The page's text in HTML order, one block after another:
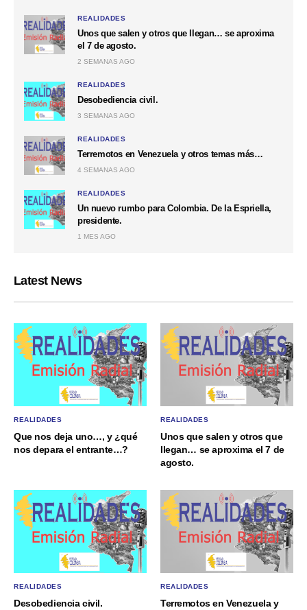
REALIDADES
Unos que salen y otros que llegan… se aproxima
el 7 de agosto.
2 SEMANAS AGO
REALIDADES
Desobediencia civil.
3 SEMANAS AGO
REALIDADES
Terremotos en Venezuela y otros temas más…
4 SEMANAS AGO
REALIDADES
Un nuevo rumbo para Colombia. De la Espriella,
presidente.
1 MES AGO
Latest News
REALIDADES
Que nos deja uno…, y ¿qué
nos depara el entrante…?
REALIDADES
Unos que salen y otros que
llegan… se aproxima el 7 de
agosto.
REALIDADES
Desobediencia civil.
REALIDADES
Terremotos en Venezuela y